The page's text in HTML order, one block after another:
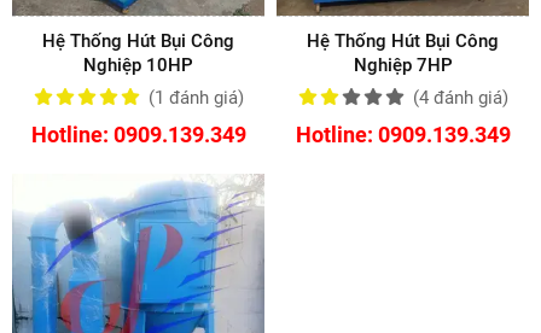
Hệ Thống Hút Bụi Công
Nghiệp 10HP
(1 đánh giá)
Hotline: 0909.139.349
Hệ Thống Hút Bụi Công
Nghiệp 7HP
(4 đánh giá)
Hotline: 0909.139.349